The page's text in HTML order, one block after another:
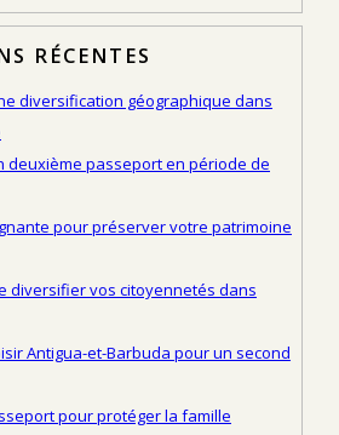
RÉCENTES
diversification géographique dans
deuxième passeport en période de
pour préserver votre patrimoine
diversifier vos citoyennetés dans
Antigua-et-Barbuda pour un second
pour protéger la famille